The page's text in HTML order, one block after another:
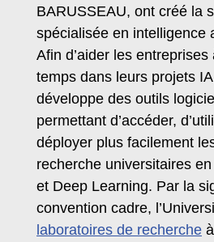
BARUSSEAU, ont créé la
spécialisée en intelligence
Afin d’aider les entreprises
temps dans leurs projets
développe des outils
permettant d’accéder,
déployer plus facilement
recherche universitaires
et Deep Learning. Par la
convention cadre,
laboratoires de recherche